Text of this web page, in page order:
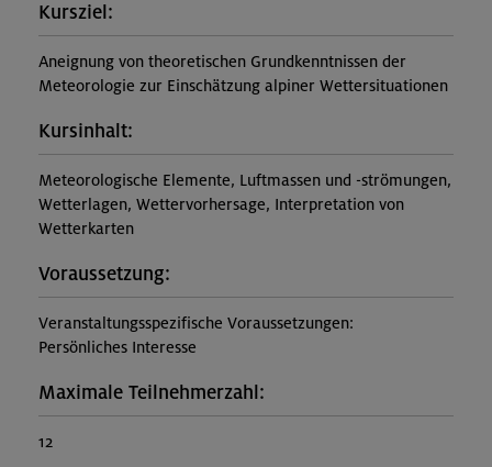
Kursziel:
Aneignung von theoretischen Grundkenntnissen der
Meteorologie zur Einschätzung alpiner Wettersituationen
Kursinhalt:
Meteorologische Elemente, Luftmassen und -strömungen,
Wetterlagen, Wettervorhersage, Interpretation von
Wetterkarten
Voraussetzung:
Veranstaltungsspezifische Voraussetzungen:
Persönliches Interesse
Maximale Teilnehmerzahl:
12